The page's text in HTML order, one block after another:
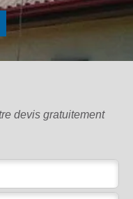
devis gratuitement